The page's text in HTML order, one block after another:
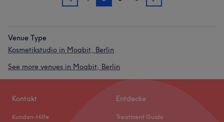
1 3
Venue Type
Kosmetikstudio in Moabit, Berlin
See more venues in Moabit, Berlin
Kontakt
Kunden-Hilfe
Entdecke
Treatment Guide